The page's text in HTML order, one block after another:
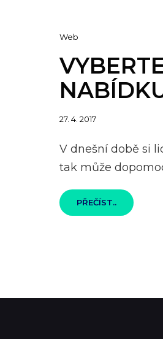
Cat
Web
Posted
27. 4. 2017
V dnešní době si
tak může
PŘEČÍST.. VYBERTE